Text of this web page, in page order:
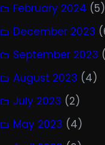
February 2024 (5)
December 2023
September 2023
August 2023 (4)
July 2023 (2)
May 2023 (4)